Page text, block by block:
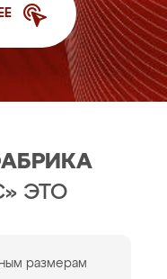
ЭТО
размерам